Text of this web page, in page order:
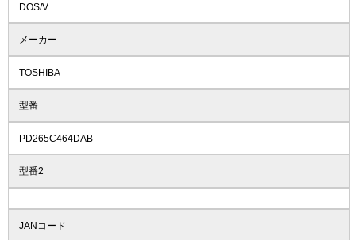
DOS/V
メーカー
TOSHIBA
型番
PD265C464DAB
型番2
JANコード